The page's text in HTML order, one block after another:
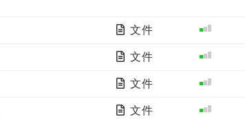
文件
文件
文件
文件